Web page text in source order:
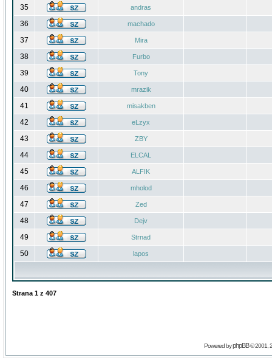
35 andras
36 machado
37 Mira
38 Furbo
39 Tony
40 mrazik
41 misakben
42 eLzyx
43 ZBY
44 ELCAL
45 ALFIK
46 mholod
47 Zed
48 Dejv
49 Strnad
50 lapos
Strana 1 z 407
Powered byphpBB© 2001,